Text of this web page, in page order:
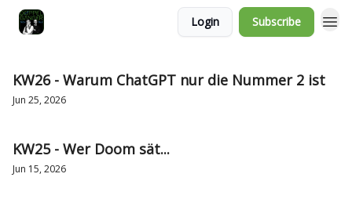
Login Subscribe
KW26 - Warum ChatGPT nur die Nummer 2 ist
Jun 25, 2026
KW25 - Wer Doom sät...
Jun 15, 2026